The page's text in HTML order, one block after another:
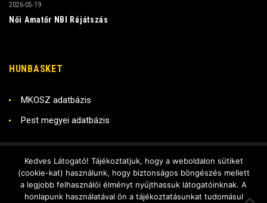
Női Amatőr NBI Rájátszás
2026-05-19
HUNBASKET
MKOSZ adatbázis
Pest megyei adatbázis
Copyright © 2018 RADO KSE
Készítette - DX Stúdió
Kedves Látogató! Tájékoztatjuk, hogy a weboldalon sütiket
(cookie-kat) használunk, hogy biztonságos böngészés mellett
a legjobb felhasználói élményt nyújthassuk látogatóinknak. A
honlapunk használatával ön a tájékoztatásunkat tudomásul